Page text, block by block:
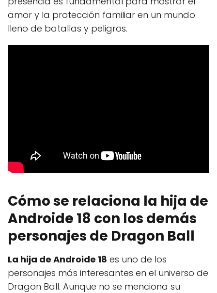
amor y la protección familiar en un mundo
lleno de batallas y peligros.
Cómo se relaciona la hija de
Androide 18 con los demás
personajes de Dragon Ball
La hija de Androide 18 es uno de los
personajes más interesantes en el universo de
Dragon Ball. Aunque no se menciona su